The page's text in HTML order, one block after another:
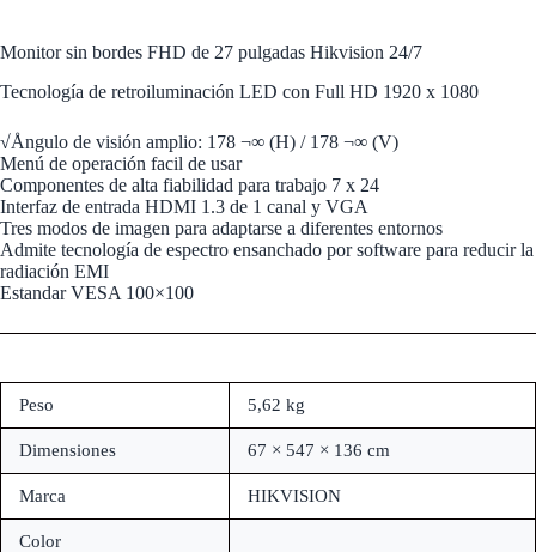
Monitor sin bordes FHD de 27 pulgadas Hikvision 24/7
Tecnología de retroiluminación LED con Full HD 1920 x 1080
√Ångulo de visión amplio: 178 ¬∞ (H) / 178 ¬∞ (V)
Menú de operación facil de usar
Componentes de alta fiabilidad para trabajo 7 x 24
Interfaz de entrada HDMI 1.3 de 1 canal y VGA
Tres modos de imagen para adaptarse a diferentes entornos
Admite tecnología de espectro ensanchado por software para reducir la
radiación EMI
Estandar VESA 100×100
Peso 5,62 kg
Dimensiones 67 × 547 × 136 cm
Marca HIKVISION
Color